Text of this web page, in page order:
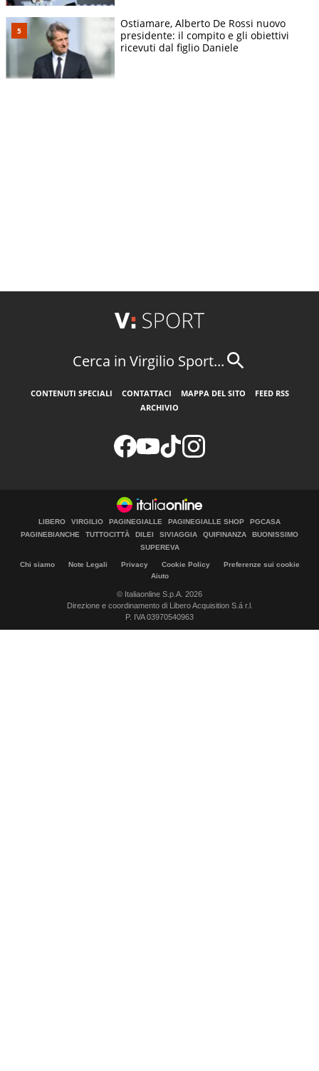
Ostiamare, Alberto De Rossi nuovo
presidente: il compito e gli obiettivi
ricevuti dal figlio Daniele
Cerca in Virgilio Sport...
CONTENUTI SPECIALI CONTATTACI MAPPA DEL SITO
FEED RSS
ARCHIVIO
LIBERO VIRGILIO PAGINEGIALLE PAGINEGIALLE SHOP
PGCASA
PAGINEBIANCHE
TUTTOCITTÀ DILEI SIVIAGGIA QUIFINANZA
BUONISSIMO
SUPEREVA
Chi siamo Note Legali Privacy Cookie Policy
Preferenze sui cookie
Aiuto
© Italiaonline S.p.A. 2026
Direzione e coordinamento di Libero Acquisition S.á r.l.
P. IVA 03970540963